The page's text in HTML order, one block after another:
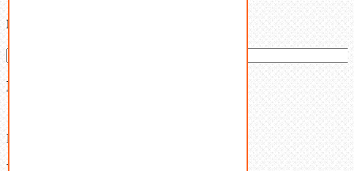
Категории товаров
Ваша корзина
В корзине нет товаров.